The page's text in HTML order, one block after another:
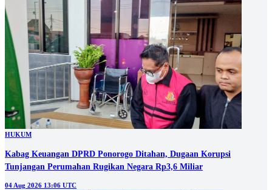
HUKUM
Kabag Keuangan DPRD Ponorogo Ditahan, Dugaan Korupsi
Tunjangan Perumahan Rugikan Negara Rp3,6 Miliar
04 Aug 2026 13:06 UTC